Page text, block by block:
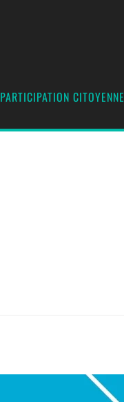
PARTICIPATION CITOYENNE